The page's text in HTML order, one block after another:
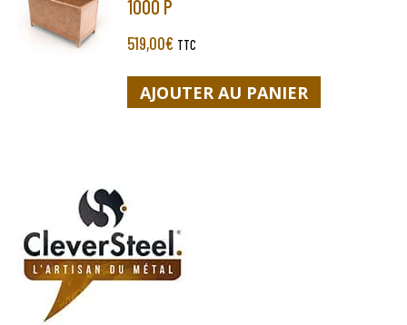
1000 P
519,00€ TTC
AJOUTER AU PANIER